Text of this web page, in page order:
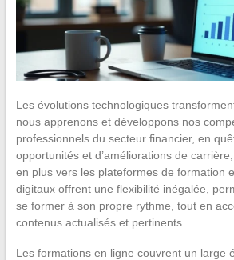
Les évolutions technologiques
nous apprenons et développons nos
professionnels du secteur financier, en
opportunités et d’améliorations de
en plus vers les plateformes de formation
digitaux offrent une flexibilité inégalée,
se former à son propre rythme, tout en
contenus actualisés et pertinents.
Les formations en ligne couvrent un large